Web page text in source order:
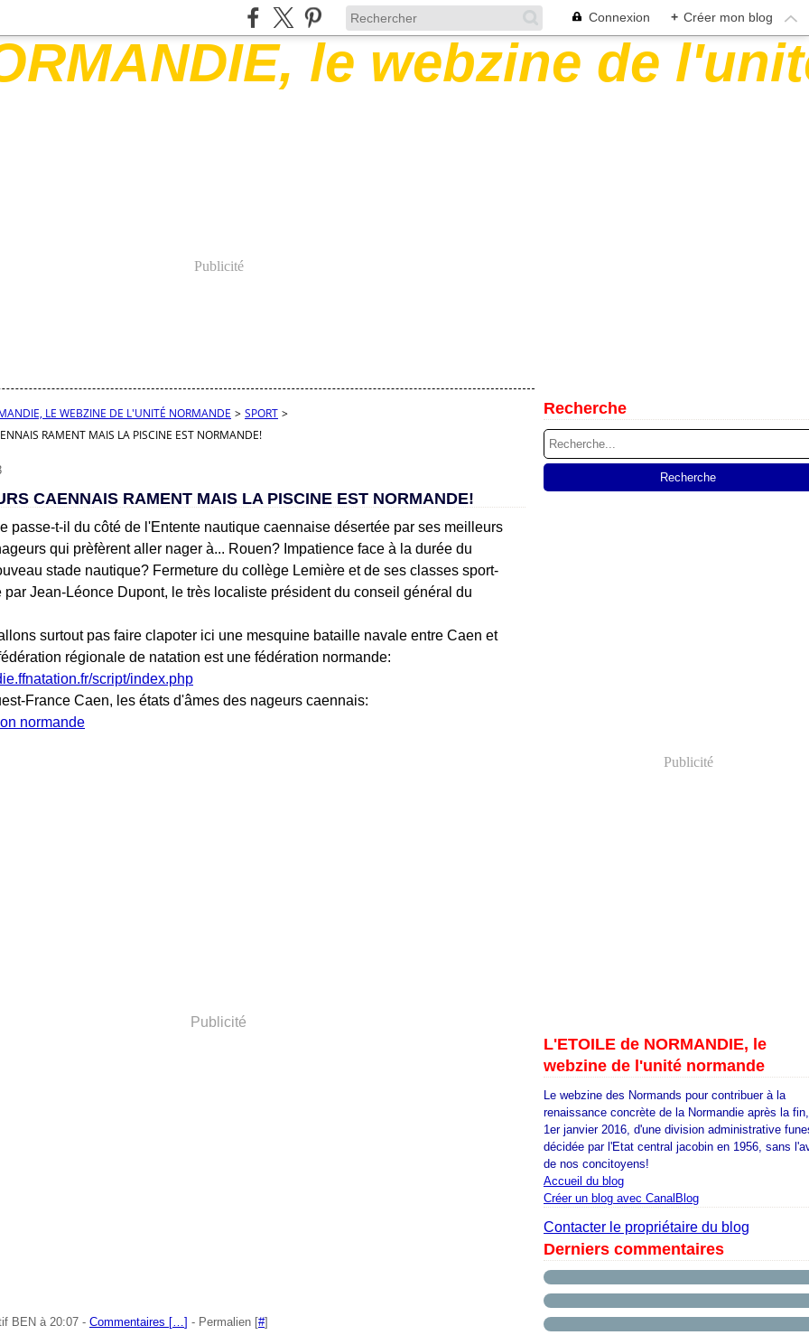
Connexion + Créer mon blog
Publicité
LE WEBZINE DE L'UNITÉ NORMANDE > SPORT >
RAMENT MAIS LA PISCINE EST NORMANDE!
CAENNAIS RAMENT MAIS LA PISCINE EST NORMANDE!
passe-t-il du côté de l'Entente nautique caennaise désertée par ses meilleurs
qui prèfèrent aller nager à... Rouen? Impatience face à la durée du
stade nautique? Fermeture du collège Lemière et de ses classes sport-
par Jean-Léonce Dupont, le très localiste président du conseil général du
surtout pas faire clapoter ici une mesquine bataille navale entre Caen et
régionale de natation est une fédération normande:
script/index.php
France Caen, les états d'âmes des nageurs caennais:
Publicité
BEN à 20:07 - Commentaires […] - Permalien [#]
Recherche
Publicité
L'ETOILE de NORMANDIE, le
webzine de l'unité normande
Le webzine des Normands pour contribuer à la
renaissance concrète de la Normandie après la
1er janvier 2016, d'une division administrative
décidée par l'Etat central jacobin en 1956, sans
de nos concitoyens!
Accueil du blog
Créer un blog avec CanalBlog
Contacter le propriétaire du blog
Derniers commentaires